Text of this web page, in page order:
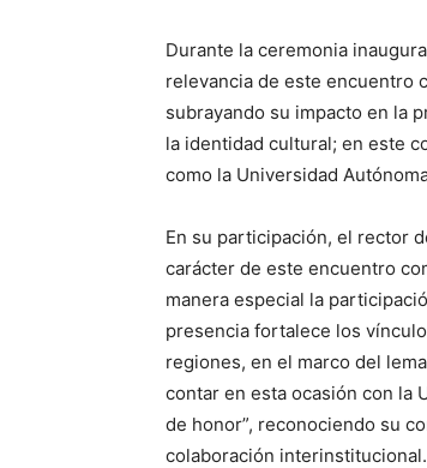
Durante la ceremonia
relevancia de este encuentro
subrayando su impacto en la
la identidad cultural; en este
como la Universidad
En su participación, el rector
carácter de este encuentro
manera especial la
presencia fortalece los
regiones, en el marco del
contar en esta ocasión con la
de honor”, reconociendo su
colaboración interinstitucional.